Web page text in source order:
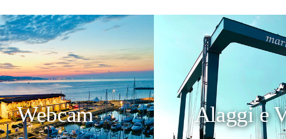
Webcam Alaggi e